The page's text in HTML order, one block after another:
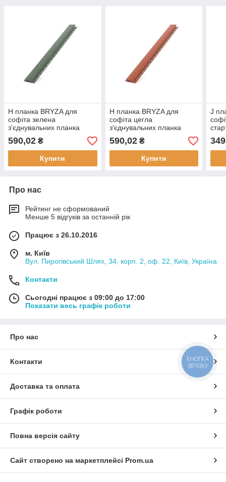
H планка BRYZA для
софіта зелена
з'єднувальних планка
(з'єднувальні профіль)
RALL 6020
590,02 ₴
Купити
H планка BRYZA для
софіта цегла
з'єднувальних планка
(з'єднувальні профіль)
RALL 8004
590,02₴
Купити
J
Про нас
Рейтинг не сформований
Менше 5 відгуків за останній рік
Працює з 26.10.2016
м. Київ
Вул. Пирогівський Шлях, 34, корп. 2, оф. 22, Київ, Україна
Контакти
Сьогодні працює з 09:00 до 17:00
Показати весь графік роботи
Про нас
Контакти
Доставка та оплата
Графік роботи
Повна версія сайту
Сайт створено на маркетплейсі Prom.ua
КНОПКА
ЗВ'ЯЗКУ